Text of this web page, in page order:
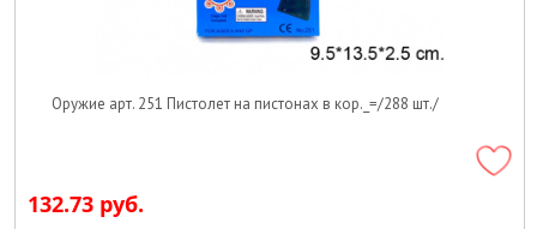
Оружие арт. 251 Пистолет на пистонах в кор._=/288 шт./
132.73 руб.